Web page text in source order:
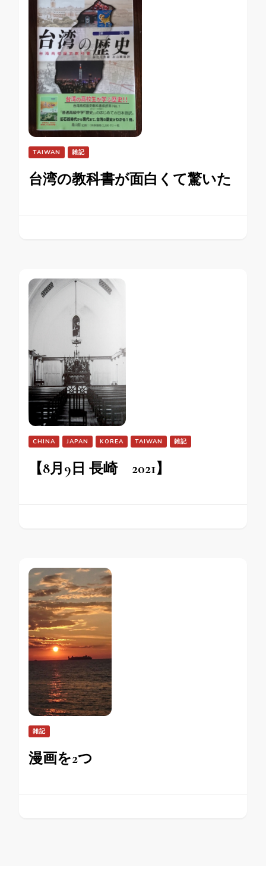
TAIWAN 雑記
台湾の教科書が面白くて驚いた
CHINA JAPAN KOREA TAIWAN 雑記
【8月9日 長崎 2021】
雑記
漫画を2つ